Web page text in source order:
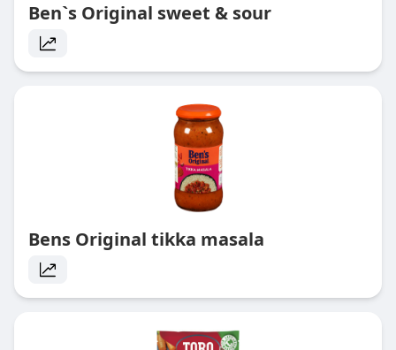
Ben`s Original sweet & sour
Bens Original tikka masala